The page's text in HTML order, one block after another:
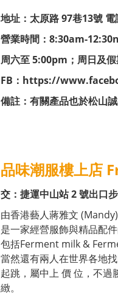
地址：太原路 97巷13號
營業時間：8:30am-
周六至 5:00pm；周日及
FB： https://
備註：有關產品也於松山
品味潮服樓上店
交：捷運中山站 2 號出口
由香港藝人蔣雅文
是一家經營服飾與精品配
包括Ferment milk &
當然還有兩人在世界各地
起跳，屬中上 價 位，不
緻。